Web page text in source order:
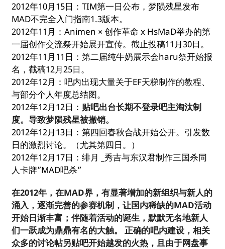
2012年10月15日：TIM第一日公布，梦陨残星发布
MAD不完全入门指南1.3版本。
2012年11月：Animen × 创作革命 x HsMaD举办的第
一届创作交流祭开始展开宣传。截止投稿11月30日。
2012年11月11日：第二届纯牛奶展示会haru祭开始报
名，截稿12月25日。
2012年12月：吧内出现大量关于EF天梯制作的教程、
与部分个人年度总结图。
2012年12月12日： 贴吧出台长期不登录吧主淘汰制
度。导致梦陨残星被撤销。
2012年12月13日：第四回春秋合战开始公开。引发数
日的激烈讨论。（尤其第四日。）
2012年12月17日：绯月 _秀吉与东汉君制作三国杀同
人卡牌”MAD吧杀”
在2012年，在MAD界，有显著增加的新组织与新人的
涌入，逐渐完善的参赛机制，让国内稀缺的MAD活动
开始日渐丰富；伴随着活动的诞生，默默无名地新人
们一跃成为鼎鼎有名的大触。 正确的吧内建设，相关
众多的讨论帖另贴吧开始越发的火热，且由于网盘事